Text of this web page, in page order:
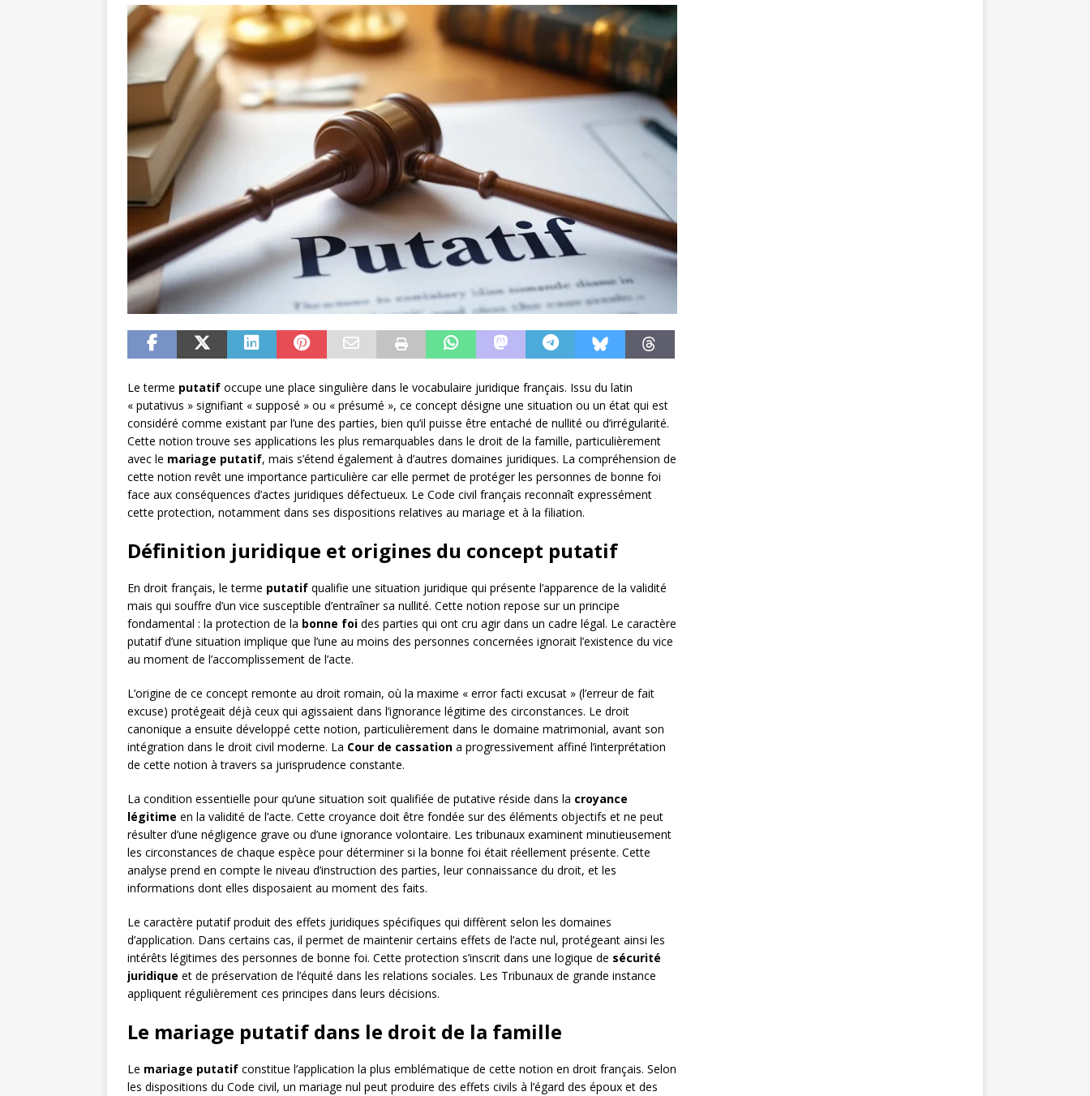
Le terme putatif occupe une place singulière dans le vocabulaire juridique français. Issu du latin
« putativus » signifiant « supposé » ou « présumé », ce concept désigne une situation ou un état qui est
considéré comme existant par l’une des parties, bien qu’il puisse être entaché de nullité ou d’irrégularité.
Cette notion trouve ses applications les plus remarquables dans le droit de la famille, particulièrement
avec le mariage putatif, mais s’étend également à d’autres domaines juridiques. La compréhension de
cette notion revêt une importance particulière car elle permet de protéger les personnes de bonne foi
face aux conséquences d’actes juridiques défectueux. Le Code civil français reconnaît expressément
cette protection, notamment dans ses dispositions relatives au mariage et à la filiation.
Définition juridique et origines du concept putatif
En droit français, le terme putatif qualifie une situation juridique qui présente l’apparence de la validité
mais qui souffre d’un vice susceptible d’entraîner sa nullité. Cette notion repose sur un principe
fondamental : la protection de la bonne foi des parties qui ont cru agir dans un cadre légal. Le caractère
putatif d’une situation implique que l’une au moins des personnes concernées ignorait l’existence du vice
au moment de l’accomplissement de l’acte.
L’origine de ce concept remonte au droit romain, où la maxime « error facti excusat » (l’erreur de fait
excuse) protégeait déjà ceux qui agissaient dans l’ignorance légitime des circonstances. Le droit
canonique a ensuite développé cette notion, particulièrement dans le domaine matrimonial, avant son
intégration dans le droit civil moderne. La Cour de cassation a progressivement affiné l’interprétation
de cette notion à travers sa jurisprudence constante.
La condition essentielle pour qu’une situation soit qualifiée de putative réside dans la croyance
légitime en la validité de l’acte. Cette croyance doit être fondée sur des éléments objectifs et ne peut
résulter d’une négligence grave ou d’une ignorance volontaire. Les tribunaux examinent minutieusement
les circonstances de chaque espèce pour déterminer si la bonne foi était réellement présente. Cette
analyse prend en compte le niveau d’instruction des parties, leur connaissance du droit, et les
informations dont elles disposaient au moment des faits.
Le caractère putatif produit des effets juridiques spécifiques qui diffèrent selon les domaines
d’application. Dans certains cas, il permet de maintenir certains effets de l’acte nul, protégeant ainsi les
intérêts légitimes des personnes de bonne foi. Cette protection s’inscrit dans une logique de sécurité
juridique et de préservation de l’équité dans les relations sociales. Les Tribunaux de grande instance
appliquent régulièrement ces principes dans leurs décisions.
Le mariage putatif dans le droit de la famille
Le mariage putatif constitue l’application la plus emblématique de cette notion en droit français. Selon
les dispositions du Code civil, un mariage nul peut produire des effets civils à l’égard des époux et des